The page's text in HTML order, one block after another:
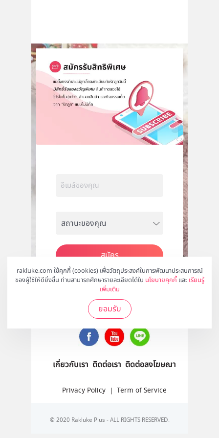
rakluke.com ใช้คุกกี้ (cookies) เพื่อวัตถุประสงค์ในการพัฒนาประสบการณ์
ของผู้ใช้ให้ดียิ่งขึ้น ท่านสามารถศึกษารายละเอียดได้ใน นโยบายคุกกี้ และ เรียนรู้
เพิ่มเติม
ยอมรับ
สมัคร
ติดตามเราได้ที่
เกี่ยวกับเรา ติดต่อเรา ติดต่อลงโฆษณา
Privacy Policy | Term of Service
© 2020 Rakluke Plus - ALL RIGHTS RESERVED.